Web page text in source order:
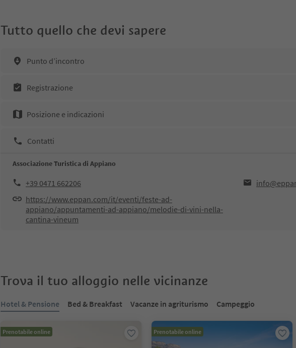
Tutto quello che devi sapere
Punto d’incontro
Registrazione
Posizione e indicazioni
Contatti
Associazione Turistica di Appiano
+39 0471 662206
https://www.eppan.com/it/eventi/feste-ad-
appiano/appuntamenti-ad-appiano/melodie-di-vini-nella-
cantina-vineum
Trova il tuo alloggio nelle vicinanze
Hotel & Pensione Bed & Breakfast Vacanze in agriturismo Campeggio
Prenotabile online Prenotabile online